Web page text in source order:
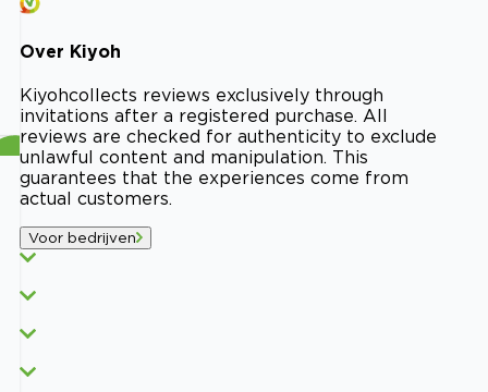
Over Kiyoh
Kiyohcollects reviews exclusively through
invitations after a registered purchase. All
reviews are checked for authenticity to exclude
unlawful content and manipulation. This
guarantees that the experiences come from
actual customers.
Voor bedrijven